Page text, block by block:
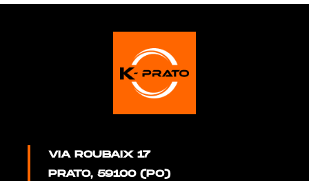
VIA ROUBAIX 17
PRATO, 59100 (PO)